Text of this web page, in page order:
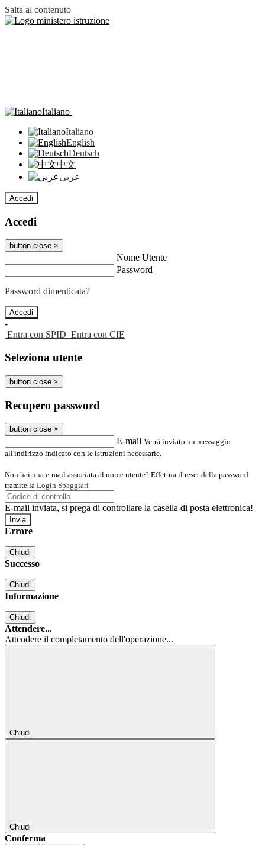
Salta al contenuto
Italiano
Italiano
English
Deutsch
中文
عربى
Accedi
Accedi
button close ×
Nome Utente
Password
Password dimenticata?
-
Entra con SPID Entra con CIE
Seleziona utente
button close ×
Recupero password
button close ×
E-mail Verrà inviato un messaggio
all'indirizzo indicato con le istruzioni necessarie.
Non hai una e-mail associata al nome utente? Effettua il reset della password
tramite la Login Spaggiari
E-mail inviata, si prega di controllare la casella di posta elettronica!
Errore
Chiudi
Successo
Chiudi
Informazione
Chiudi
Attendere...
Attendere il completamento dell'operazione...
Chiudi
Chiudi
Conferma